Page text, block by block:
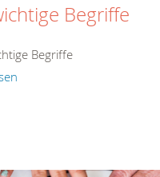
Begriffe
Begriffe